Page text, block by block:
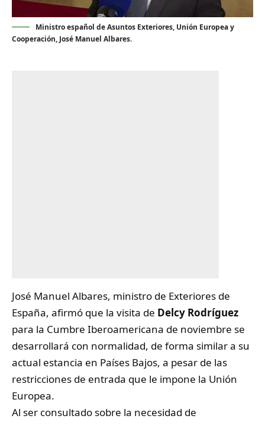
Ministro español de Asuntos Exteriores, Unión Europea y
Cooperación, José Manuel Albares.
José Manuel Albares, ministro de Exteriores de
España, afirmó que la visita de Delcy Rodríguez
para la Cumbre Iberoamericana de noviembre se
desarrollará con normalidad, de forma similar a su
actual estancia en Países Bajos, a pesar de las
restricciones de entrada que le impone la Unión
Europea.
Al ser consultado sobre la necesidad de